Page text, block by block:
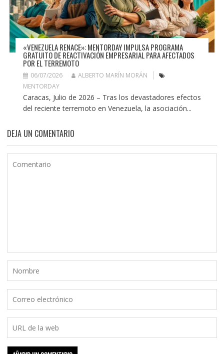
«VENEZUELA RENACE»: MENTORDAY IMPULSA PROGRAMA
GRATUITO DE REACTIVACIÓN EMPRESARIAL PARA AFECTADOS
POR EL TERREMOTO
06/07/2026
ALBERTO MARÍN MORÁN
MENTORDAY
Caracas, Julio de 2026 – Tras los devastadores efectos
del reciente terremoto en Venezuela, la asociación...
DEJA UN COMENTARIO